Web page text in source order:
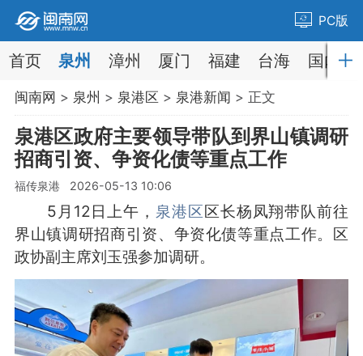
PC版
首页 泉州 漳州 厦门 福建 台海 国内
闽南网 > 泉州 > 泉港区 > 泉港新闻 > 正文
泉港区政府主要领导带队到界山镇调研
招商引资、争资化债等重点工作
福传泉港 2026-05-13 10:06
5月12日上午， 泉港区区长杨凤翔带队前往
界山镇调研招商引资、争资化债等重点工作。区
政协副主席刘玉强参加调研。